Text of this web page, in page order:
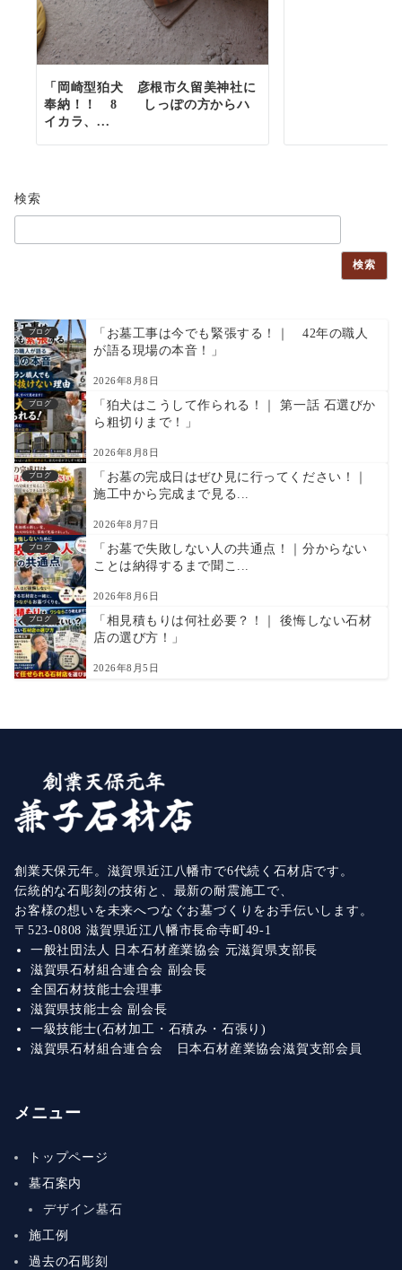
「岡崎型狛犬 彦根市久留美神社に
奉納！！ 8 しっぽの方からハ
イカラ、...
検索
検索
ブログ
「お墓工事は今でも緊張する！｜ 42年の職人
が語る現場の本音！」
2026年8月8日
ブログ
「狛犬はこうして作られる！｜ 第一話 石選びか
ら粗切りまで！」
2026年8月8日
ブログ
「お墓の完成日はぜひ見に行ってください！｜
施工中から完成まで見る...
2026年8月7日
ブログ
「お墓で失敗しない人の共通点！｜分からない
ことは納得するまで聞こ...
2026年8月6日
ブログ
「相見積もりは何社必要？！｜ 後悔しない石材
店の選び方！」
2026年8月5日
創業天保元年。滋賀県近江八幡市で6代続く石材店です。
伝統的な石彫刻の技術と、最新の耐震施工で、
お客様の想いを未来へつなぐお墓づくりをお手伝いします。
〒523-0808 滋賀県近江八幡市長命寺町49-1
一般社団法人 日本石材産業協会 元滋賀県支部長
滋賀県石材組合連合会 副会長
全国石材技能士会理事
滋賀県技能士会 副会長
一級技能士(石材加工・石積み・石張り)
滋賀県石材組合連合会 日本石材産業協会滋賀支部会員
メニュー
トップページ
墓石案内
デザイン墓石
施工例
過去の石彫刻